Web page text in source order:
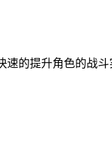
的提升角色的战